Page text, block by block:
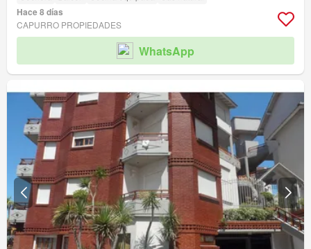
Hace 8 días
CAPURRO PROPIEDADES
WhatsApp